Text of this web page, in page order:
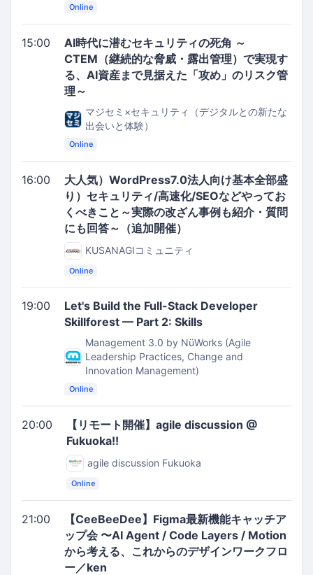
Online
15:00
AI時代に潜むセキュリティの死角 ～
CTEM（継続的な脅威・露出管理）で実現す
る、AI資産まで見据えた「攻め」のリスク管
理～
マジセミ×セキュリティ（デジタルとの新たな
出会いと体験）
Online
16:00
大人気）WordPress7.0法人向け基本全部盛
り）セキュリティ/高速化/SEOなどやってお
くべきこと～実際の改ざん事例も紹介・質問
にも回答～（追加開催）
KUSANAGIコミュニティ
Online
19:00
Let's Build the Full-Stack Developer
Skillforest — Part 2: Skills
Management 3.0 by NüWorks (Agile
Leadership Practices, Change and
Innovation Management)
Online
20:00
【リモート開催】agile discussion @
Fukuoka!!
agile discussion Fukuoka
Online
21:00
【CeeBeeDee】Figma最新機能キャッチア
ップ会 〜AI Agent / Code Layers / Motion
から考える、これからのデザインワークフロ
ー／ken